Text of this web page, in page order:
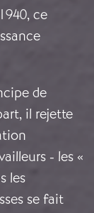
ce
de
il rejette
- les «
les
se fait